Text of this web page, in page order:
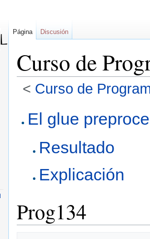
Curso de
< Curso de
navegación
búsqueda
El glue
Resultado
Explicación
Prog134
Página Discusión